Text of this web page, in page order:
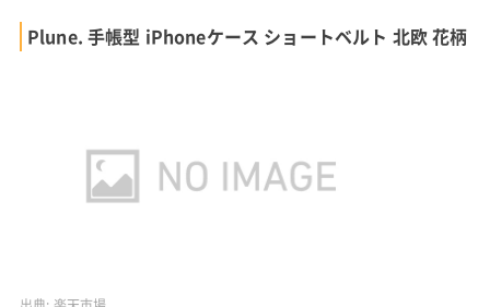
Plune. 手帳型 iPhoneケース ショートベルト 北欧 花柄